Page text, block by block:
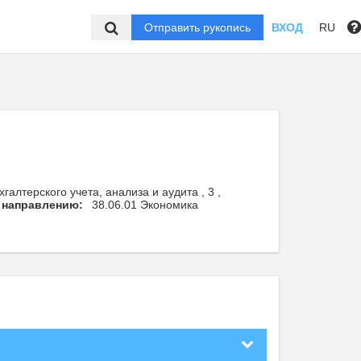
Отправить рукопись ВХОД RU
учета, анализа и аудита , 3 ,
38.06.01 Экономика